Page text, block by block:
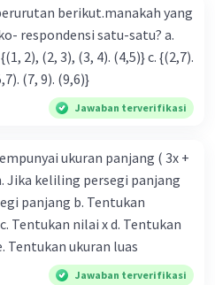
berikut.manakah yang
a.
{(3.4), (5,7). (7, 9). (9,6)}
Jawaban terverifikasi
ukuran panjang ( 3x +
Jika keliling persegi panjang
panjang b. Tentukan
Tentukan nilai x d. Tentukan
Tentukan ukuran luas
Jawaban terverifikasi